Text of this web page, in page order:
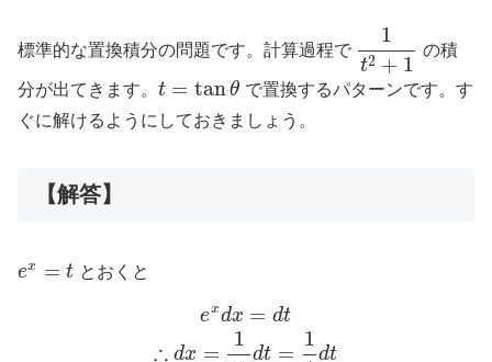
標準的な置換積分の問題です。計算過程で
1
t2 + 1
の積
分が出てきます。 t = tanθ で置換するパターンです。す
ぐに解けるようにしておきましょう。
【解答】
ex = t とおくと
exdx = dt
∴ dx =
1
dt =
1
dt